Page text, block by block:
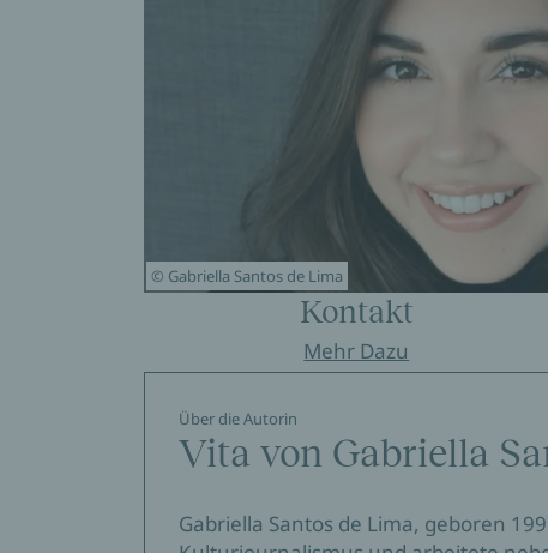
© Gabriella Santos de Lima
Kontakt
Mehr Dazu
Über die Autorin
Vita von Gabriella
Gabriella Santos de Lima, geboren